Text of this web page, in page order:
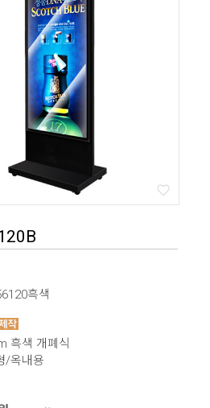
흑색
흑색 개폐식
/옥내용